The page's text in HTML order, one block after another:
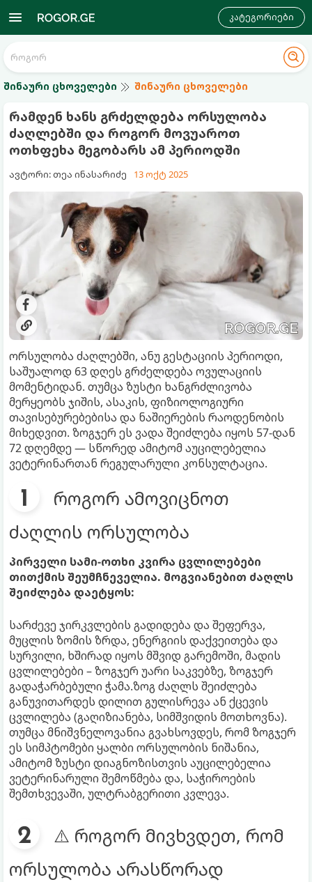
კატეგორიები
შინაური ცხოველები შინაური ცხოველები
რამდენ ხანს გრძელდება ორსულობა
ძაღლებში და როგორ მოვუაროთ
ოთხფეხა მეგობარს ამ პერიოდში
ავტორი: თეა ინასარიძე 13 ოქტ 2025
ორსულობა ძაღლებში, ანუ გესტაციის პერიოდი,
საშუალოდ 63 დღეს გრძელდება ოვულაციის
მომენტიდან. თუმცა ზუსტი ხანგრძლივობა
მერყეობს ჯიშის, ასაკის, ფიზიოლოგიური
თავისებურებებისა და ნაშიერების რაოდენობის
მიხედვით. ზოგჯერ ეს ვადა შეიძლება იყოს 57-დან
72 დღემდე — სწორედ ამიტომ აუცილებელია
ვეტერინართან რეგულარული კონსულტაცია.
როგორ ამოვიცნოთ
ძაღლის ორსულობა
პირველი სამი-ოთხი კვირა ცვლილებები
თითქმის შეუმჩნეველია. მოგვიანებით ძაღლს
შეიძლება დაეტყოს:
სარძევე ჯირკვლების გადიდება და შეფერვა,
მუცლის ზომის ზრდა, ენერგიის დაქვეითება და
სურვილი, ხშირად იყოს მშვიდ გარემოში, მადის
ცვლილებები – ზოგჯერ უარი საკვებზე, ზოგჯერ
გადაჭარბებული ჭამა.ზოგ ძაღლს შეიძლება
განუვითარდეს დილით გულისრევა ან ქცევის
ცვლილება (გაღიზიანება, სიმშვიდის მოთხოვნა).
თუმცა მნიშვნელოვანია გვახსოვდეს, რომ ზოგჯერ
ეს სიმპტომები ყალბი ორსულობის ნიშანია,
ამიტომ ზუსტი დიაგნოზისთვის აუცილებელია
ვეტერინარული შემოწმება და, საჭიროების
შემთხვევაში, ულტრაბგერითი კვლევა.
⚠️ როგორ მივხვდეთ, რომ
ორსულობა არასწორად